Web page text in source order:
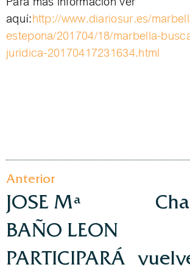
aquí:http://www.diariosur.es/
estepona/201704/18/marbella-
juridica-20170417231634.html
Anterior
JOSE Mª
BAÑO LEON
PARTICIPARÁ